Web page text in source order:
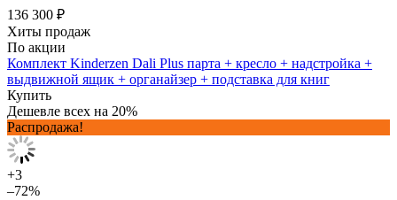
136 300 ₽
Хиты продаж
По акции
Комплект Kinderzen Dali Plus парта + кресло + надстройка +
выдвижной ящик + органайзер + подставка для книг
Купить
Дешевле всех на 20%
Распродажа!
+3
–72%